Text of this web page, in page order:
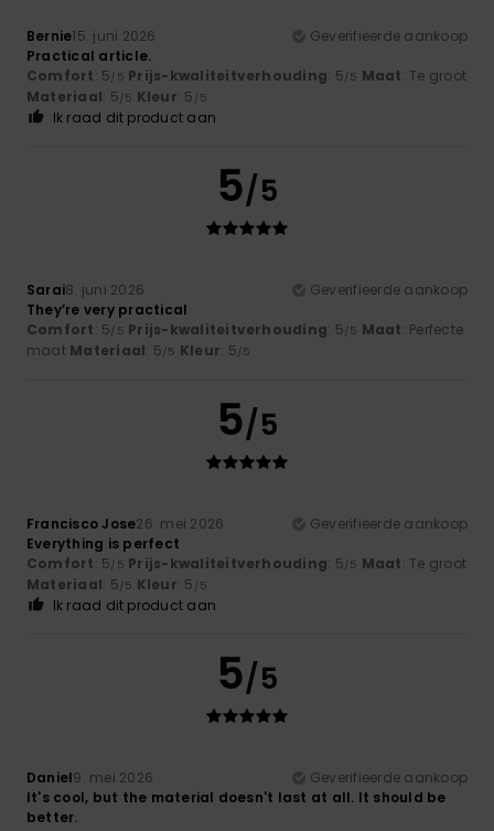
Bernie15. juni 2026
Geverifieerde aankoop
Practical article.
Comfort: 5/5 Prijs-kwaliteitverhouding: 5/5 Maat: Te groot
Materiaal: 5/5 Kleur: 5 /5
Ik raad dit product aan
5/5
Sarai8. juni 2026
Geverifieerde aankoop
They’re very practical
Comfort: 5/5 Prijs-kwaliteitverhouding: 5/5 Maat: Perfecte
maat Materiaal: 5/5 Kleur: 5/5
5/5
Francisco Jose26. mei 2026
Geverifieerde aankoop
Everything is perfect
Comfort: 5/5 Prijs-kwaliteitverhouding: 5/5 Maat: Te groot
Materiaal: 5/5 Kleur: 5 /5
Ik raad dit product aan
5/5
Daniel9. mei 2026
Geverifieerde aankoop
It's cool, but the material doesn't last at all. It should be
better.